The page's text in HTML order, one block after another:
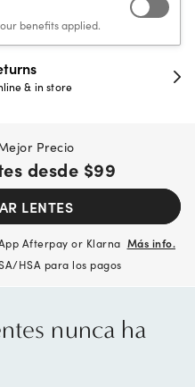
benefits applied.
& in store
Precio
desde $99
LENTES
Afterpay or Klarna Más info.
HSA para los pagos
nunca ha